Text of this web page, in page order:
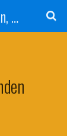
Ajans13.com - Bitlis Haber, Tatvan, Ahlat, Adilcevaz, Mutki, Hizan, Güroymak, Gazete, Ajans, 13, Haber